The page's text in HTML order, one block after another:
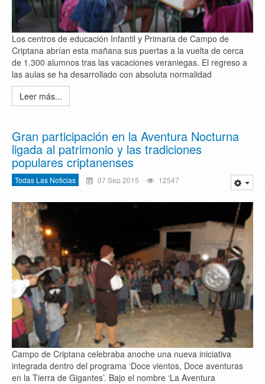
Los centros de educación Infantil y Primaria de Campo de
Criptana abrían esta mañana sus puertas a la vuelta de cerca
de 1.300 alumnos tras las vacaciones veraniegas. El regreso a
las aulas se ha desarrollado con absoluta normalidad
Leer más...
Gran participación en la Aventura Nocturna
ligada al patrimonio y las tradiciones
populares criptanenses
Todas Las Noticias 07 Sep 2015 12547
Campo de Criptana celebraba anoche una nueva iniciativa
integrada dentro del programa ‘Doce vientos, Doce aventuras
en la Tierra de Gigantes’. Bajo el nombre ‘La Aventura